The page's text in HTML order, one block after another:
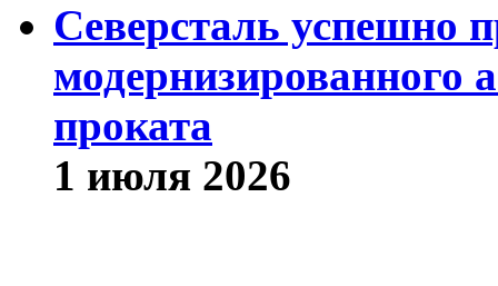
Северсталь успешно
модернизированного
проката
1 июля 2026